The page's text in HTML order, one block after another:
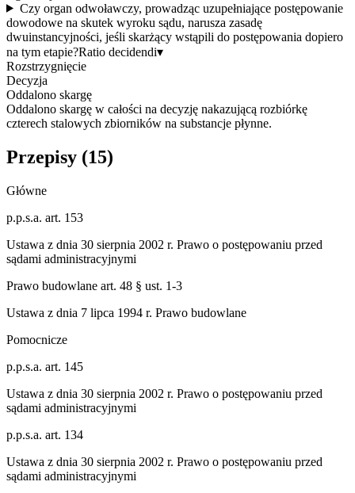
Czy organ odwoławczy, prowadząc uzupełniające postępowanie
dowodowe na skutek wyroku sądu, narusza zasadę
dwuinstancyjności, jeśli skarżący wstąpili do postępowania dopiero
na tym etapie?Ratio decidendi▾
Rozstrzygnięcie
Decyzja
Oddalono skargę
Oddalono skargę w całości na decyzję nakazującą rozbiórkę
czterech stalowych zbiorników na substancje płynne.
Przepisy (15)
Główne
p.p.s.a. art. 153
Ustawa z dnia 30 sierpnia 2002 r. Prawo o postępowaniu przed
sądami administracyjnymi
Prawo budowlane art. 48 § ust. 1-3
Ustawa z dnia 7 lipca 1994 r. Prawo budowlane
Pomocnicze
p.p.s.a. art. 145
Ustawa z dnia 30 sierpnia 2002 r. Prawo o postępowaniu przed
sądami administracyjnymi
p.p.s.a. art. 134
Ustawa z dnia 30 sierpnia 2002 r. Prawo o postępowaniu przed
sądami administracyjnymi